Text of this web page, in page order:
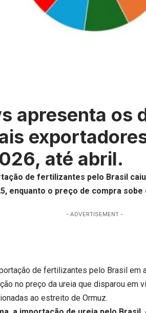
apresenta os
até abril.
de fertilizantes pelo Brasil
enquanto o preço de compra
- ADVERTISEMENT -
de fertilizantes pelo Brasil em
no preço da ureia que disparou em
ao estreito de Ormuz.